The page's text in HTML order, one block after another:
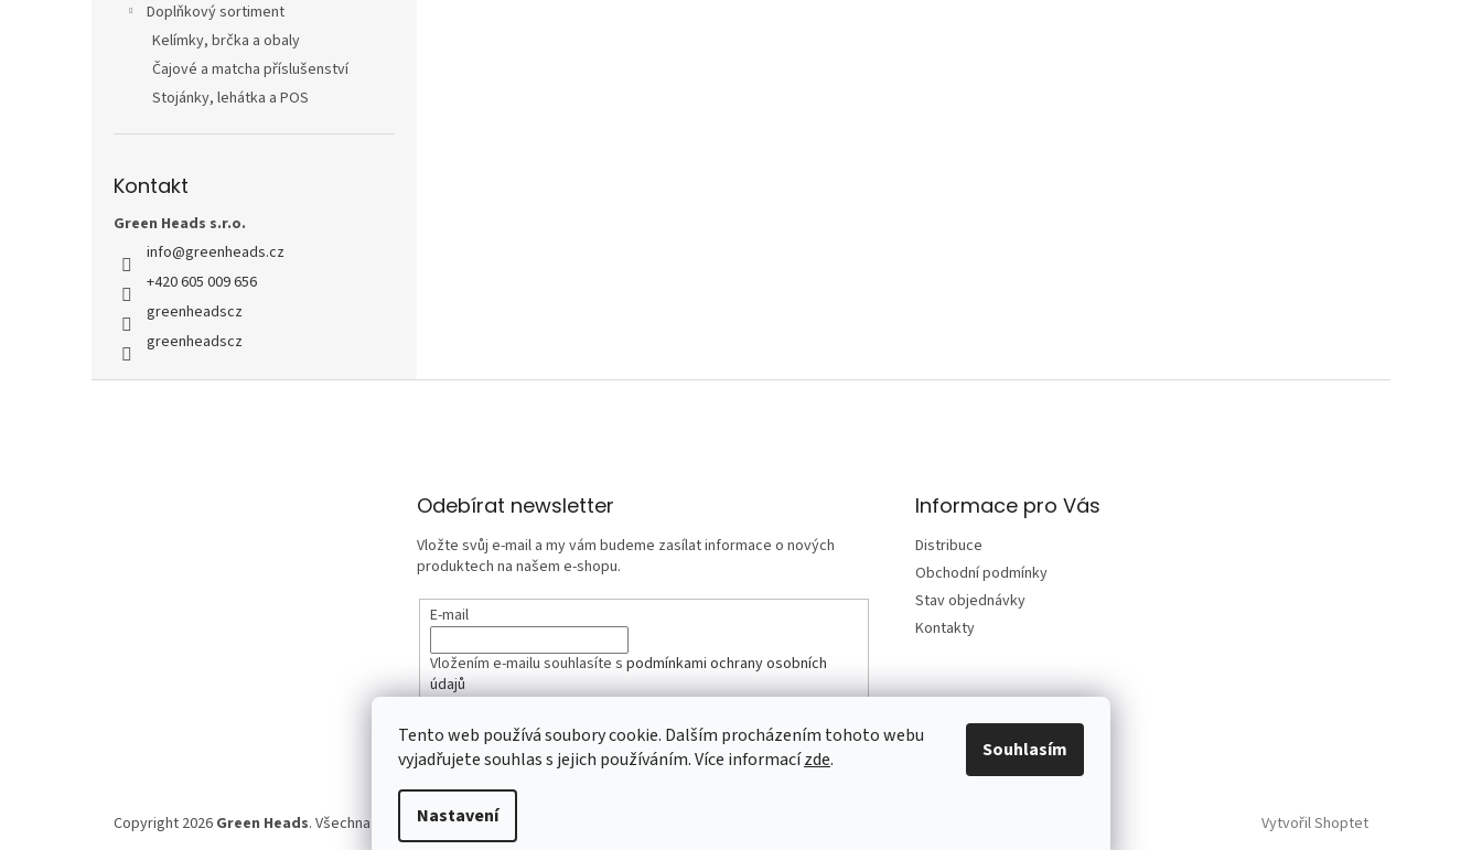
Tento web používá soubory cookie. Dalším procházením tohoto webu
vyjadřujete souhlas s jejich používáním. Více informacízde.
Nastavení
Souhlasím
Doplňkový sortiment
Kelímky, brčka a obaly
Čajové a matcha příslušenství
Stojánky, lehátka a POS
Kontakt
Green Heads s.r.o.
info@greenheads.cz
+420 605 009 656
greenheadscz
greenheadscz
Odebírat newsletter
Vložte svůj e-mail a my vám budeme zasílat informace o nových
produktech na našem e-shopu.
E-mail
Vložením e-mailu souhlasíte s podmínkami ochrany osobních
údajů
PŘIHLÁSIT SE
Informace pro Vás
Distribuce
Obchodní podmínky
Stav objednávky
Kontakty
Vytvořil Shoptet
Copyright 2026 Green Heads. Všechna práva vyhrazena.